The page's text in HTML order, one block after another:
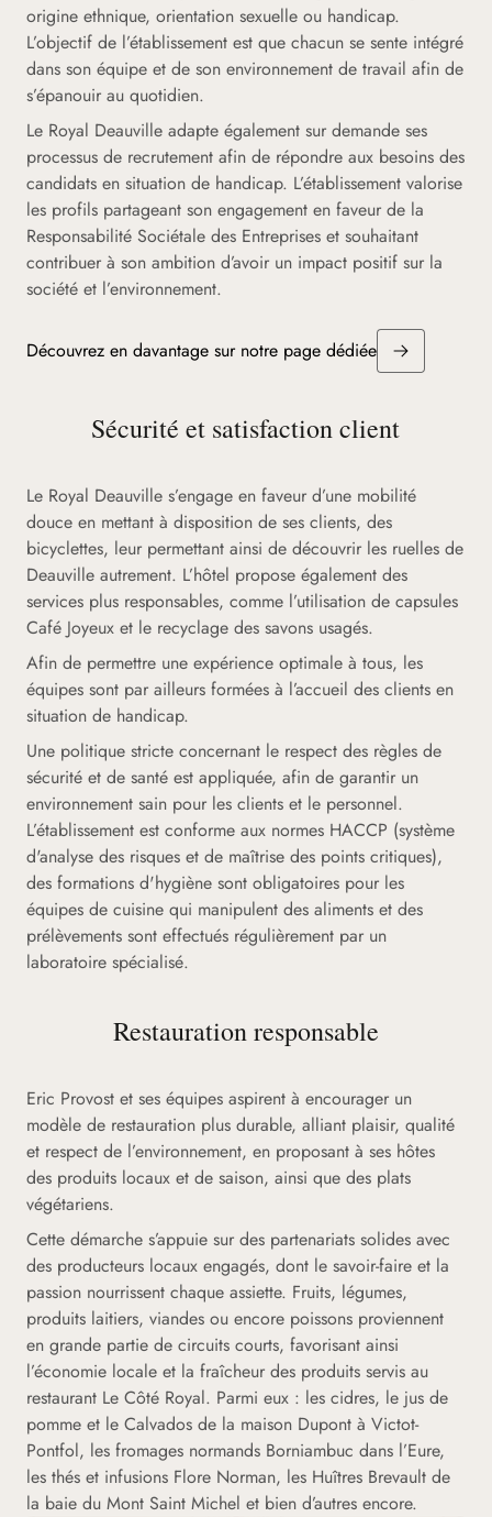
origine ethnique, orientation sexuelle ou handicap.
L’objectif de l’établissement est que chacun se sente intégré
dans son équipe et de son environnement de travail afin de
s’épanouir au quotidien.
Le Royal Deauville adapte également sur demande ses
processus de recrutement afin de répondre aux besoins des
candidats en situation de handicap. L’établissement valorise
les profils partageant son engagement en faveur de la
Responsabilité Sociétale des Entreprises et souhaitant
contribuer à son ambition d’avoir un impact positif sur la
société et l’environnement.
Découvrez en davantage sur notre page dédiée
Sécurité et satisfaction client
Le Royal Deauville s’engage en faveur d’une mobilité
douce en mettant à disposition de ses clients, des
bicyclettes, leur permettant ainsi de découvrir les ruelles de
Deauville autrement. L’hôtel propose également des
services plus responsables, comme l’utilisation de capsules
Café Joyeux et le recyclage des savons usagés.
Afin de permettre une expérience optimale à tous, les
équipes sont par ailleurs formées à l’accueil des clients en
situation de handicap.
Une politique stricte concernant le respect des règles de
sécurité et de santé est appliquée, afin de garantir un
environnement sain pour les clients et le personnel.
L’établissement est conforme aux normes HACCP (système
d'analyse des risques et de maîtrise des points critiques),
des formations d'hygiène sont obligatoires pour les
équipes de cuisine qui manipulent des aliments et des
prélèvements sont effectués régulièrement par un
laboratoire spécialisé.
Restauration responsable
Eric Provost et ses équipes aspirent à encourager un
modèle de restauration plus durable, alliant plaisir, qualité
et respect de l’environnement, en proposant à ses hôtes
des produits locaux et de saison, ainsi que des plats
végétariens.
Cette démarche s’appuie sur des partenariats solides avec
des producteurs locaux engagés, dont le savoir-faire et la
passion nourrissent chaque assiette. Fruits, légumes,
produits laitiers, viandes ou encore poissons proviennent
en grande partie de circuits courts, favorisant ainsi
l’économie locale et la fraîcheur des produits servis au
restaurant Le Côté Royal. Parmi eux : les cidres, le jus de
pomme et le Calvados de la maison Dupont à Victot-
Pontfol, les fromages normands Borniambuc dans l’Eure,
les thés et infusions Flore Norman, les Huîtres Brevault de
la baie du Mont Saint Michel et bien d’autres encore.